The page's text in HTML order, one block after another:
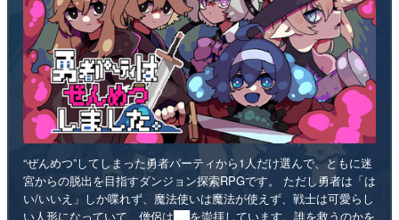
“ぜんめつ”してしまった勇者パーティから1人だけ選んで、ともに迷
宮からの脱出を目指すダンジョン探索RPGです。 ただし勇者は「は
い/いいえ」しか喋れず、魔法使いは魔法が使えず、戦士は可愛らし
い人形になっていて、僧侶は██を崇拝しています。誰を救うのかを